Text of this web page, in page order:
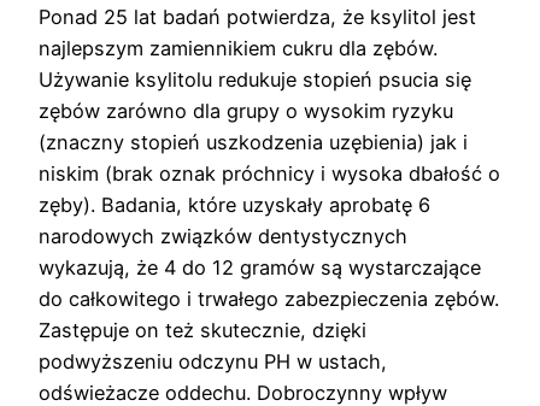
Ponad 25 lat badań potwierdza, że ksylitol jest
najlepszym zamiennikiem cukru dla zębów.
Używanie ksylitolu redukuje stopień psucia się
zębów zarówno dla grupy o wysokim ryzyku
(znaczny stopień uszkodzenia uzębienia) jak i
niskim (brak oznak próchnicy i wysoka dbałość o
zęby). Badania, które uzyskały aprobatę 6
narodowych związków dentystycznych
wykazują, że 4 do 12 gramów są wystarczające
do całkowitego i trwałego zabezpieczenia zębów.
Zastępuje on też skutecznie, dzięki
podwyższeniu odczynu PH w ustach,
odświeżacze oddechu. Dobroczynny wpływ